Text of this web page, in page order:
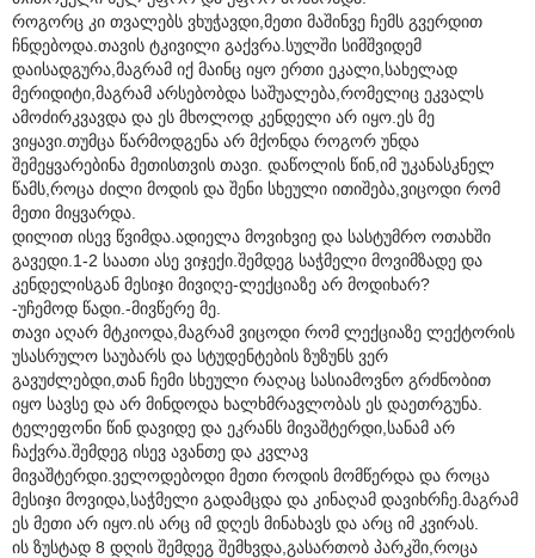
როგორც კი თვალებს ვხუჭავდი,მეთი მაშინვე ჩემს გვერდით
ჩნდებოდა.თავის ტკივილი გაქვრა.სულში სიმშვიდემ
დაისადგურა,მაგრამ იქ მაინც იყო ერთი ეკალი,სახელად
მერიდიტი,მაგრამ არსებობდა საშუალება,რომელიც ეკვალს
ამოძირკვავდა და ეს მხოლოდ კენდელი არ იყო.ეს მე
ვიყავი.თუმცა წარმოდგენა არ მქონდა როგორ უნდა
შემეყვარებინა მეთისთვის თავი. დაწოლის წინ,იმ უკანასკნელ
წამს,როცა ძილი მოდის და შენი სხეული ითიშება,ვიცოდი რომ
მეთი მიყვარდა.
დილით ისევ წვიმდა.ადიელა მოვიხვიე და სასტუმრო ოთახში
გავედი.1-2 საათი ასე ვიჯექი.შემდეგ საჭმელი მოვიმზადე და
კენდელისგან მესიჯი მივიღე-ლექციაზე არ მოდიხარ?
-უჩემოდ წადი.-მივწერე მე.
თავი აღარ მტკიოდა,მაგრამ ვიცოდი რომ ლექციაზე ლექტორის
უსასრულო საუბარს და სტუდენტების ზუზუნს ვერ
გავუძლებდი,თან ჩემი სხეული რაღაც სასიამოვნო გრძნობით
იყო სავსე და არ მინდოდა ხალხმრავლობას ეს დაეთრგუნა.
ტელეფონი წინ დავიდე და ეკრანს მივაშტერდი,სანამ არ
ჩაქვრა.შემდეგ ისევ ავანთე და კვლავ
მივაშტერდი.ველოდებოდი მეთი როდის მომწერდა და როცა
მესიჯი მოვიდა,საჭმელი გადამცდა და კინაღამ დავიხრჩე.მაგრამ
ეს მეთი არ იყო.ის არც იმ დღეს მინახავს და არც იმ კვირას.
ის ზუსტად 8 დღის შემდეგ შემხვდა,გასართობ პარკში,როცა